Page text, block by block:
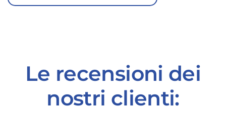
Le recensioni dei
nostri clienti: